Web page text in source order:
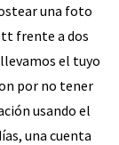
una foto
frente a dos
el tuyo
por no tener
usando el
una cuenta